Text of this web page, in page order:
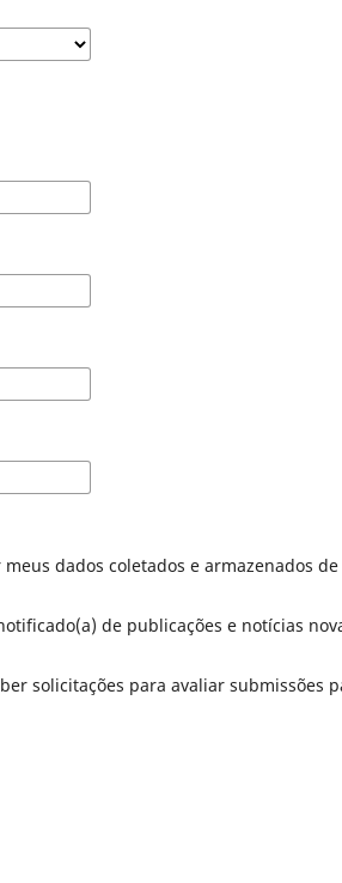
dados coletados e armazenados
de publicações e notícias
solicitações para avaliar submissões